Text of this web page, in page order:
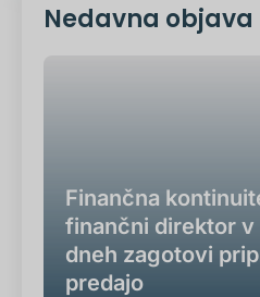
Nedavna objava
Finančna
finančni direktor v
dneh zagotovi
predajo